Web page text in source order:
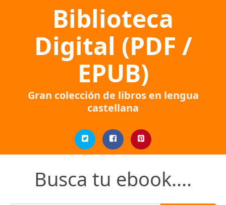
Biblioteca
Digital (PDF /
EPUB)
Gran colección de libros en lengua
castellana
Busca tu ebook....